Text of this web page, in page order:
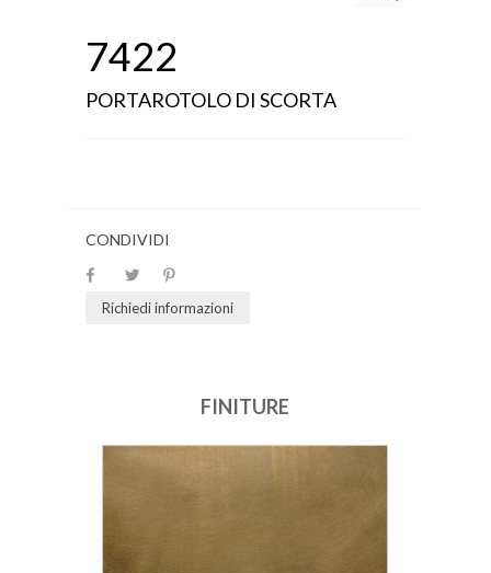
7422
PORTAROTOLO DI SCORTA
CONDIVIDI
Richiedi informazioni
FINITURE